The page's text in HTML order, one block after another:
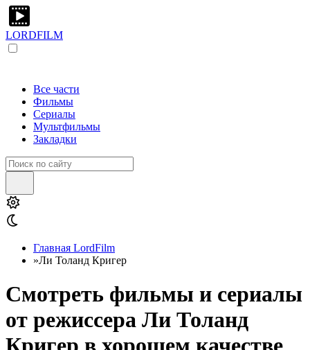
LORDFILM
Все части
Фильмы
Сериалы
Мультфильмы
Закладки
Главная LordFilm
»Ли Толанд Кригер
Смотреть фильмы и сериалы
от режиссера Ли Толанд